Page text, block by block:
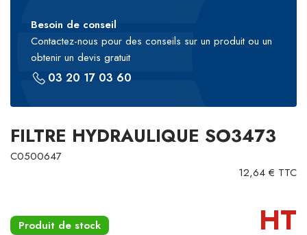
Besoin de conseil
Contactez-nous pour des conseils sur un produit ou un
obtenir un devis gratuit
03 20 17 03 60
FILTRE HYDRAULIQUE SO3473
C0500647
12,64 € TTC
Produit de stock HT